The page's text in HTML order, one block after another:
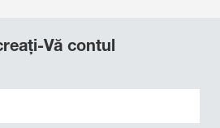
Vă contul